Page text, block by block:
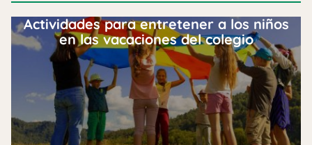
Actividades para entretener a los niños
en las vacaciones del colegio